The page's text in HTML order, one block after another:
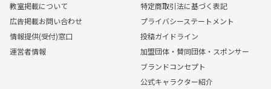
教室掲載について
広告掲載お問い合わせ
情報提供(受付)窓口
運営者情報
特定商取引法に基づく表記
プライバシーステートメント
投稿ガイドライン
加盟団体・賛同団体・スポンサー
ブランドコンセプト
公式キャラクター紹介